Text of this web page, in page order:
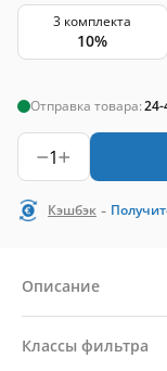
3 комплекта
10%
Отправка товара:24-
1
Кэшбэк -
Описание
Классы фильтра